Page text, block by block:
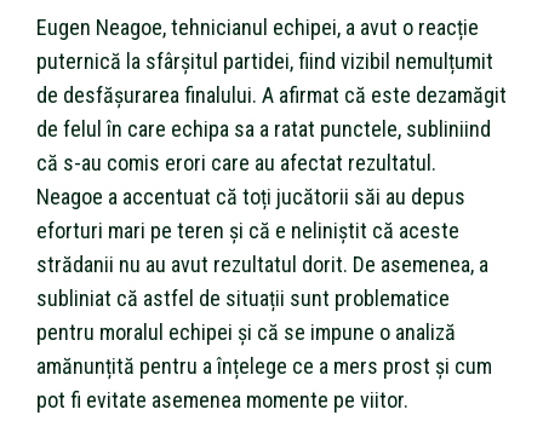
Eugen Neagoe, tehnicianul echipei, a avut o reacție
puternică la sfârșitul partidei, fiind vizibil nemulțumit
de desfășurarea finalului. A afirmat că este dezamăgit
de felul în care echipa sa a ratat punctele, subliniind
că s-au comis erori care au afectat rezultatul.
Neagoe a accentuat că toți jucătorii săi au depus
eforturi mari pe teren și că e neliniștit că aceste
strădanii nu au avut rezultatul dorit. De asemenea, a
subliniat că astfel de situații sunt problematice
pentru moralul echipei și că se impune o analiză
amănunțită pentru a înțelege ce a mers prost și cum
pot fi evitate asemenea momente pe viitor.